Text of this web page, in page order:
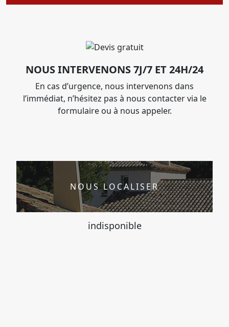
NOUS INTERVENONS 7J/7 ET 24H/24
En cas d’urgence, nous intervenons dans
l’immédiat, n’hésitez pas à nous contacter via le
formulaire ou à nous appeler.
NOUS LOCALISER
indisponible